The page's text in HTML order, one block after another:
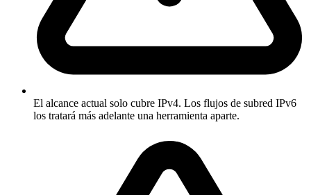
El alcance actual solo cubre IPv4. Los flujos de subred IPv6
los tratará más adelante una herramienta aparte.